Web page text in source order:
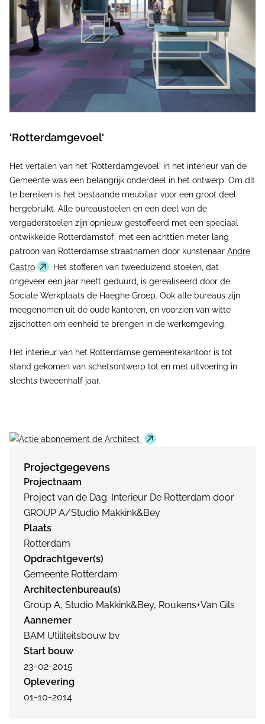
'Rotterdamgevoel'
Het vertalen van het 'Rotterdamgevoel' in het interieur van de
Gemeente was een belangrijk onderdeel in het ontwerp. Om dit
te bereiken is het bestaande meubilair voor een groot deel
hergebruikt. Alle bureaustoelen en een deel van de
vergaderstoelen zijn opnieuw gestoffeerd met een speciaal
ontwikkelde Rotterdamstof, met een achttien meter lang
patroon van Rotterdamse straatnamen door kunstenaar Andre
Castro
. Het stofferen van tweeduizend stoelen, dat
ongeveer een jaar heeft geduurd, is gerealiseerd door de
Sociale Werkplaats de Haeghe Groep. Ook alle bureaus zijn
meegenomen uit de oude kantoren, en voorzien van witte
zijschotten om eenheid te brengen in de werkomgeving.
Het interieur van het Rotterdamse gemeentekantoor is tot
stand gekomen van schetsontwerp tot en met uitvoering in
slechts tweeënhalf jaar.
Projectgegevens
Projectnaam
Project van de Dag: Interieur De Rotterdam door
GROUP A/Studio Makkink&Bey
Plaats
Rotterdam
Opdrachtgever(s)
Gemeente Rotterdam
Architectenbureau(s)
Group A, Studio Makkink&Bey, Roukens+Van Gils
Aannemer
BAM Utiliteitsbouw bv
Start bouw
23-02-2015
Oplevering
01-10-2014